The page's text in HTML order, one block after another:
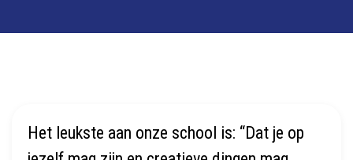
Het leukste aan onze school is: “Dat je op